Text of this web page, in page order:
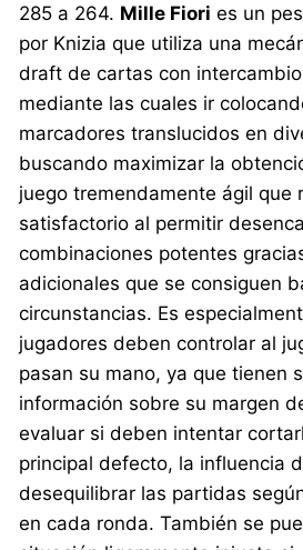
285 a 264. Mille Fiori es un
por Knizia que utiliza una
draft de cartas con
mediante las cuales ir
marcadores translucidos en
buscando maximizar la
juego tremendamente ágil que
satisfactorio al permitir
combinaciones potentes
adicionales que se consiguen
circunstancias. Es
jugadores deben controlar al
pasan su mano, ya que tienen
información sobre su margen
evaluar si deben intentar
principal defecto, la influencia
desequilibrar las partidas
en cada ronda. También se